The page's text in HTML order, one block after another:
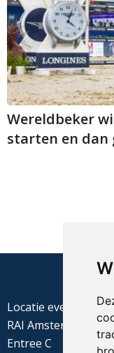
Wereldbeker
starten en dan
Locatie evenement
RAI Amsterdam
Entree C